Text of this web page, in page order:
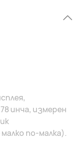
инча, измерен
по-малка).